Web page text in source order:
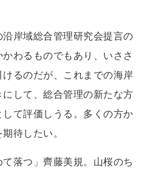
岸域総合管理研究会提言の
わるものでもあり、いささ
るのだが、これまでの海岸
して、総合管理の新たな方
て評価しうる。多くの方か
待したい。
落つ」齊藤美規。山桜のち